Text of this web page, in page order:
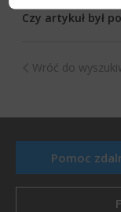
Czy artykuł był
Wróć do
Pomoc